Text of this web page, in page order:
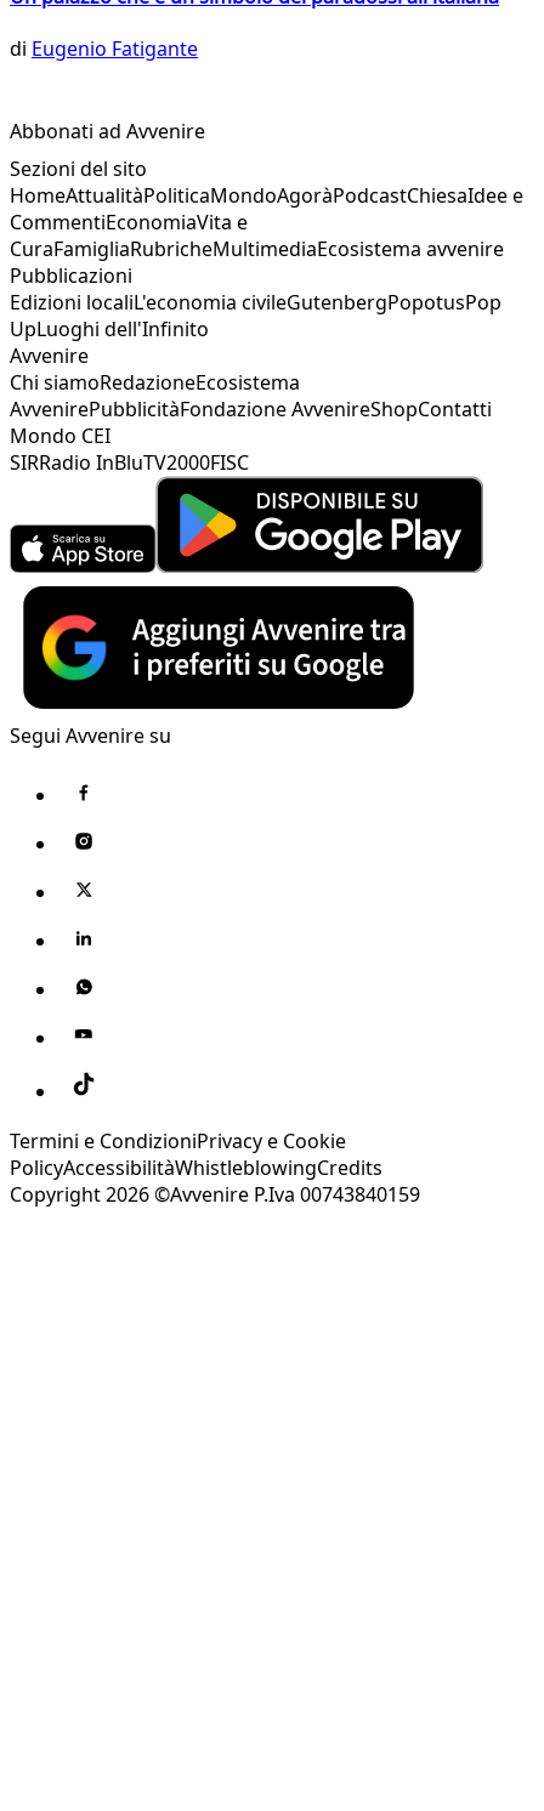
di Eugenio Fatigante
Abbonati ad Avvenire
Sezioni del sito
HomeAttualitàPoliticaMondoAgoràPodcastChiesaIdee e
CommentiEconomiaVita e
CuraFamigliaRubricheMultimediaEcosistema avvenire
Pubblicazioni
Edizioni localiL'economia civileGutenbergPopotusPop
UpLuoghi dell'Infinito
Avvenire
Chi siamoRedazioneEcosistema
AvvenirePubblicitàFondazione AvvenireShopContatti
Mondo CEI
SIRRadio InBluTV2000FISC
Segui Avvenire su
Termini e CondizioniPrivacy e Cookie
PolicyAccessibilitàWhistleblowingCredits
Copyright 2026 ©Avvenire P.Iva 00743840159